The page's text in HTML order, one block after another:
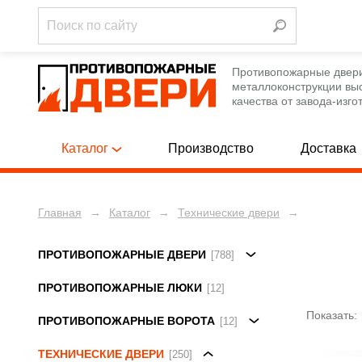
Противопожарные
металлоконструкции
качества от завода-
Каталог
ПРОТИВОПОЖАРНЫЕ ДВЕРИ [788]
ПРОТИВОПОЖАРНЫЕ ЛЮКИ [12]
ПРОТИВОПОЖАРНЫЕ ВОРОТА
ТЕХНИЧЕСКИЕ ДВЕРИ [250] Белого
Производство Доставка
Главная → Каталог → Технические двери →
ПРОТИВОПОЖАРНЫЕ ДВЕРИ [788]
ПРОТИВОПОЖАРНЫЕ ЛЮКИ [12]
ПРОТИВОПОЖАРНЫЕ ВОРОТА [12]
ТЕХНИЧЕСКИЕ ДВЕРИ [250]
Показать: